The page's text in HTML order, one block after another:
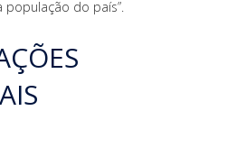
população do país”.